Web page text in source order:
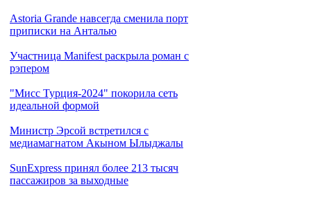
Astoria Grande навсегда сменила порт
приписки на Анталью
Участница Manifest раскрыла роман с
рэпером
"Мисс Турция-2024" покорила сеть
идеальной формой
Министр Эрсой встретился с
медиамагнатом Акыном Ылыджалы
SunExpress принял более 213 тысяч
пассажиров за выходные